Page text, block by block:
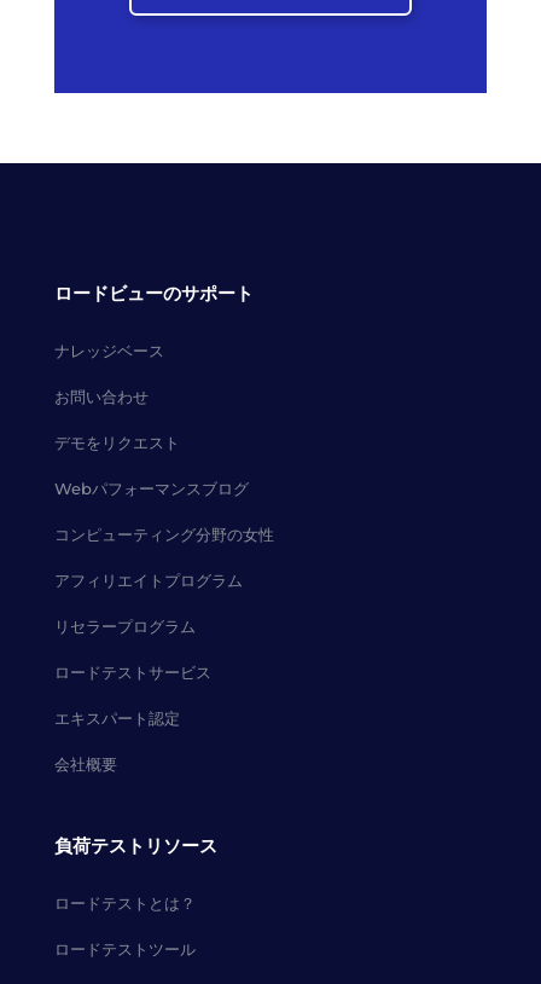
ロードビューのサポート
ナレッジベース
お問い合わせ
デモをリクエスト
Webパフォーマンスブログ
コンピューティング分野の女性
アフィリエイトプログラム
リセラープログラム
ロードテストサービス
エキスパート認定
会社概要
負荷テストリソース
ロードテストとは？
ロードテストツール